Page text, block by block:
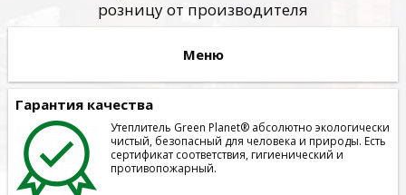
розницу от производителя
Гарантия качества
Утеплитель Green Planet® абсолютно экологически
чистый, безопасный для человека и природы. Есть
сертификат соответствия, гигиенический и
противопожарный.